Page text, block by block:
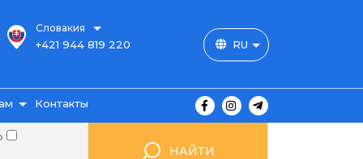
Словакия
+421 944 819 220 RU
Контакты
НАЙТИ